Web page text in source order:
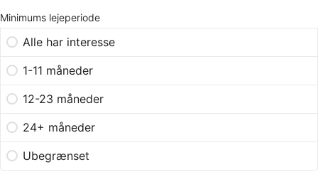
Minimums lejeperiode
Alle har interesse
1-11 måneder
12-23 måneder
24+ måneder
Ubegrænset